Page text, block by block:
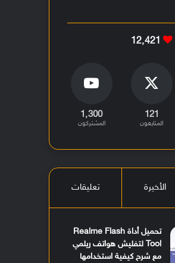
12٬421
121
المتابعون
1٬300
المشتركون
الأخيرة تعليقات
تحميل أداة Realme Flash
Tool لتفليش هواتف ريلمي
مع شرح كيفية استخدامها